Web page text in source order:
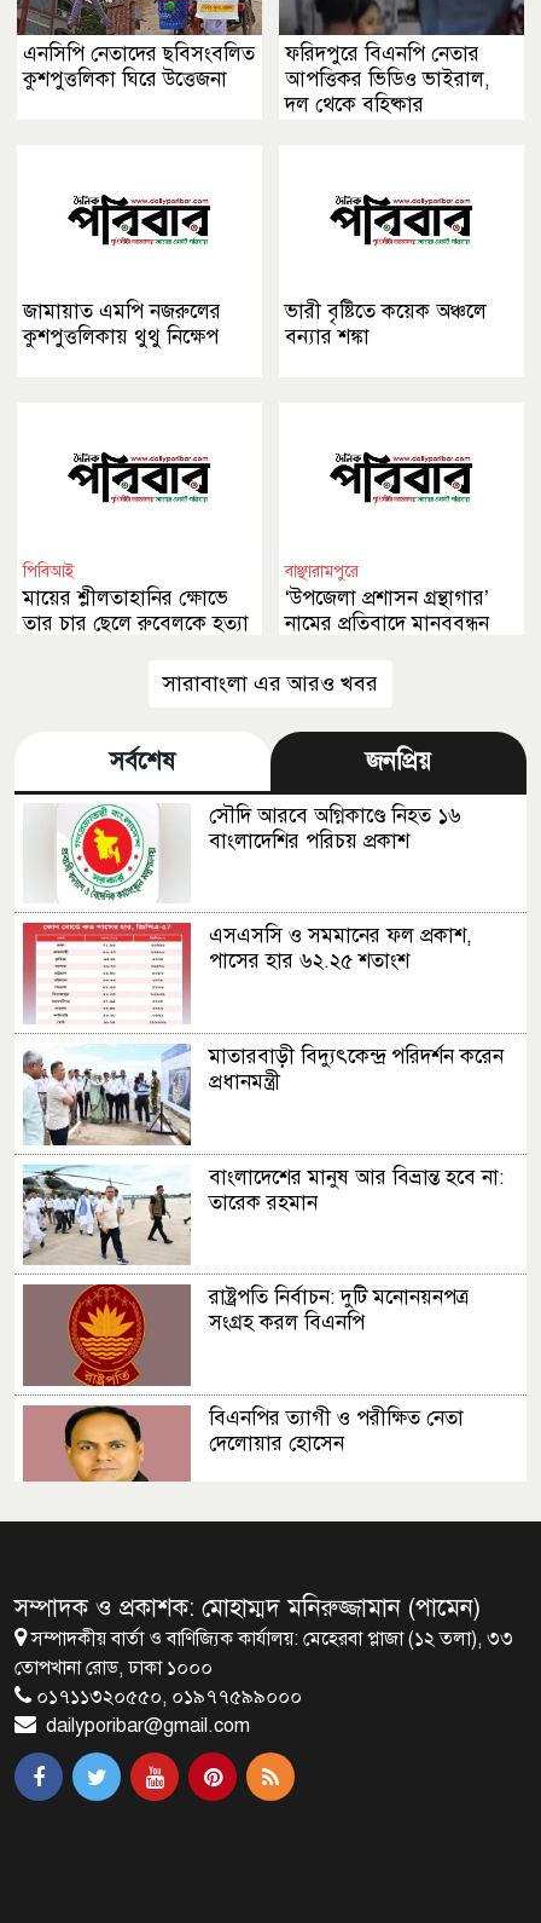
এনসিপি নেতাদের ছবিসংবলিত
কুশপুত্তলিকা ঘিরে উত্তেজনা
ফরিদপুরে বিএনপি নেতার
আপত্তিকর ভিডিও ভাইরাল,
দল থেকে বহিষ্কার
জামায়াত এমপি নজরুলের
কুশপুত্তলিকায় থুথু নিক্ষেপ
ভারী বৃষ্টিতে কয়েক অঞ্চলে
বন্যার শঙ্কা
পিবিআই
মায়ের শ্লীলতাহানির ক্ষোভে
তার চার ছেলে রুবেলকে হত্যা
বাঞ্ছারামপুরে
‘উপজেলা প্রশাসন গ্রন্থাগার’
নামের প্রতিবাদে মানববন্ধন
সারাবাংলা এর আরও খবর
সর্বশেষ জনপ্রিয়
সৌদি আরবে অগ্নিকাণ্ডে নিহত ১৬
বাংলাদেশির পরিচয় প্রকাশ
এসএসসি ও সমমানের ফল প্রকাশ,
পাসের হার ৬২.২৫ শতাংশ
মাতারবাড়ী বিদ্যুৎকেন্দ্র পরিদর্শন করেন
প্রধানমন্ত্রী
বাংলাদেশের মানুষ আর বিভ্রান্ত হবে না:
তারেক রহমান
রাষ্ট্রপতি নির্বাচন: দুটি মনোনয়নপত্র
সংগ্রহ করল বিএনপি
বিএনপির ত্যাগী ও পরীক্ষিত নেতা
দেলোয়ার হোসেন
মির্জা ফখরুলই হচ্ছেন বঙ্গভবনের নতুন
সেপ্টেম্বরে যুক্তরাষ্ট্র যাচ্ছেন প্রধানমন্ত্রী
তারেক রহমান
সম্পাদক ও প্রকাশক: মোহাম্মদ মনিরুজ্জামান (পামেন)
সম্পাদকীয় বার্তা ও বাণিজ্যিক কার্যালয়: মেহেরবা প্লাজা (১২ তলা), ৩৩
তোপখানা রোড, ঢাকা ১০০০
০১৭১১৩২০৫৫০, ০১৯৭৭৫৯৯০০০
dailyporibar@gmail.com